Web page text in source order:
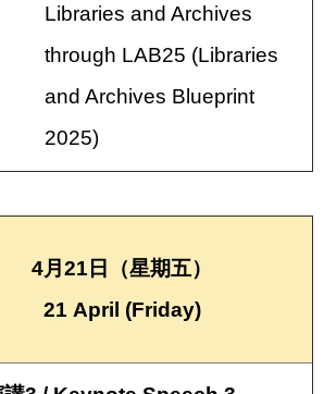
Libraries and Archives
through LAB25 (Libraries
and Archives Blueprint
2025)
4月21日（星期五）
21 April (Friday)